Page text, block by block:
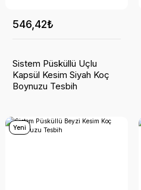
546,42₺
Sistem Püsküllü Uçlu
Kapsül Kesim Siyah Koç
Boynuzu Tesbih
Yeni